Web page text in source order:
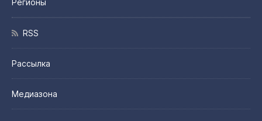
Регионы
RSS
Рассылка
Медиазона